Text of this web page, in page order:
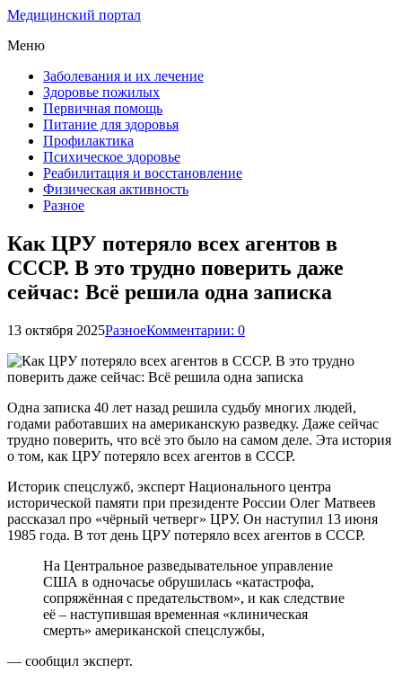
Медицинский портал
Меню
Заболевания и их лечение
Здоровье пожилых
Первичная помощь
Питание для здоровья
Профилактика
Психическое здоровье
Реабилитация и восстановление
Физическая активность
Разное
Как ЦРУ потеряло всех агентов в
СССР. В это трудно поверить даже
сейчас: Всё решила одна записка
13 октября 2025РазноеКомментарии: 0
Одна записка 40 лет назад решила судьбу многих людей,
годами работавших на американскую разведку. Даже сейчас
трудно поверить, что всё это было на самом деле. Эта история
о том, как ЦРУ потеряло всех агентов в СССР.
Историк спецслужб, эксперт Национального центра
исторической памяти при президенте России Олег Матвеев
рассказал про «чёрный четверг» ЦРУ. Он наступил 13 июня
1985 года. В тот день ЦРУ потеряло всех агентов в СССР.
На Центральное разведывательное управление
США в одночасье обрушилась «катастрофа,
сопряжённая с предательством», и как следствие
её – наступившая временная «клиническая
смерть» американской спецслужбы,
— сообщил эксперт.